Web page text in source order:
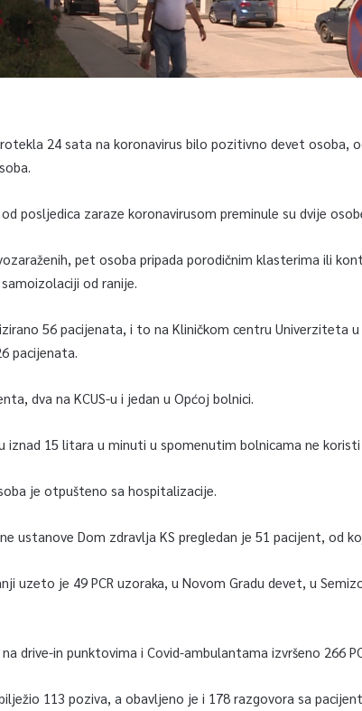
24 sata na koronavirus bilo pozitivno devet osoba,
posljedica zaraze koronavirusom preminule su dvije
pet osoba pripada porodičnim klasterima ili
od ranije.
56 pacijenata, i to na Kliničkom centru Univerziteta u
pacijenata.
dva na KCUS-u i jedan u Općoj bolnici.
iznad 15 litara u minuti u spomenutim bolnicama ne
je otpušteno sa hospitalizacije.
ustanove Dom zdravlja KS pregledan je 51 pacijent, od
uzeto je 49 PCR uzoraka, u Novom Gradu devet, u
drive-in punktovima i Covid-ambulantama izvršeno 266
113 poziva, a obavljeno je i 178 razgovora sa